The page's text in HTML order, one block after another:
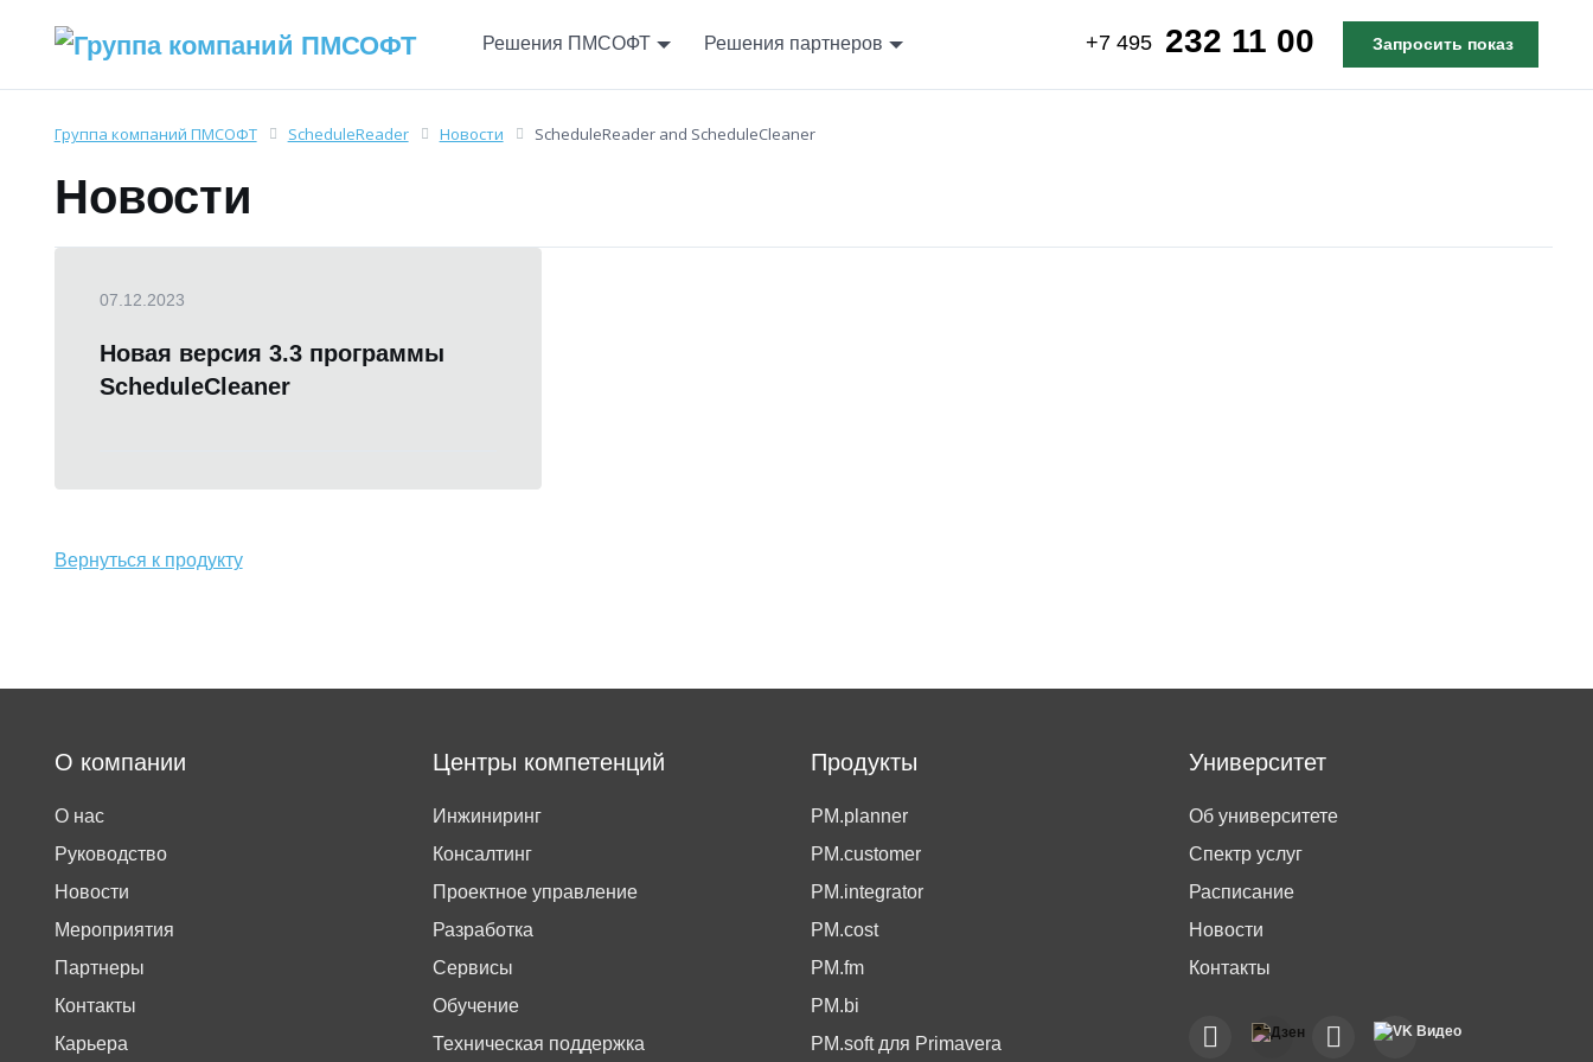
+7 495 232 11 00 Запросить показ
Решения ПМСОФТ Решения партнеров
Группа компаний ПМСОФТ ScheduleReader Новости ScheduleReader and ScheduleCleaner
Новости
07.12.2023
Новая версия 3.3 программы
ScheduleCleaner
Вернуться к продукту
О компании
О нас
Руководство
Новости
Мероприятия
Партнеры
Контакты
Карьера
Центры компетенций
Инжиниринг
Консалтинг
Проектное управление
Разработка
Сервисы
Обучение
Техническая поддержка
Продукты
PM.planner
PM.customer
PM.integrator
PM.cost
PM.fm
PM.bi
PM.soft для Primavera
Университет
Об университете
Спектр услуг
Расписание
Новости
Контакты